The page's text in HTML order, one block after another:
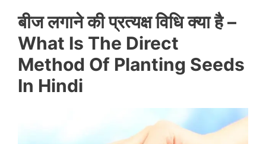
बीज लगाने की प्रत्यक्ष विधि क्या है –
What Is The Direct
Method Of Planting Seeds
In Hindi